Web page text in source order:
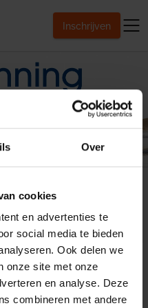
Over
cookies
en advertenties te
social media te bieden
Ook delen we
onze site met onze
en analyse. Deze
combineren met andere
Inschrijven